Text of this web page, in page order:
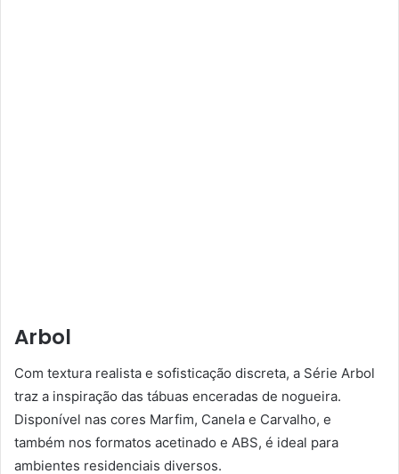
Arbol
Com textura realista e sofisticação discreta, a Série Arbol
traz a inspiração das tábuas enceradas de nogueira.
Disponível nas cores Marfim, Canela e Carvalho, e
também nos formatos acetinado e ABS, é ideal para
ambientes residenciais diversos.